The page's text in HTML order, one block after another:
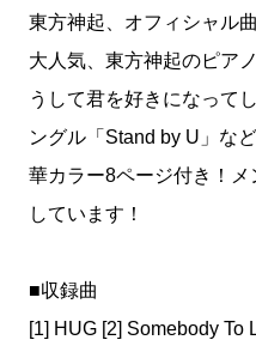
東方神起、オフィシャル
大人気、東方神起のピア
うして君を好きになって
ングル「Stand by U」な
華カラー8ページ付き！
しています！
■収録曲
[1] HUG [2] Somebody To